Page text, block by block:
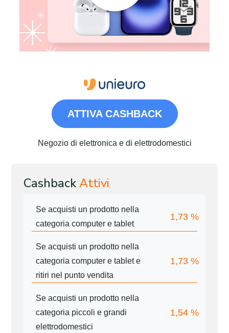
ATTIVA CASHBACK
Negozio di elettronica e di elettrodomestici
CashbackAttivi
Se acquisti un prodotto nella
categoria computer e tablet
1,73 %
Se acquisti un prodotto nella
categoria computer e tablet e
ritiri nel punto vendita
1,73 %
Se acquisti un prodotto nella
categoria piccoli e grandi
elettrodomestici
1,54 %